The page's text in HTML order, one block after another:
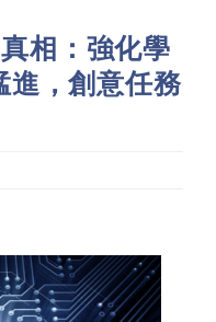
相：強化學
進，創意任務